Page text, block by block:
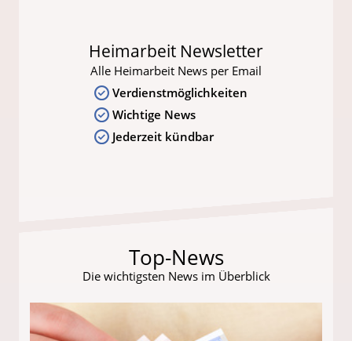
Heimarbeit Newsletter
Alle Heimarbeit News per Email
Verdienstmöglichkeiten
Wichtige News
Jederzeit kündbar
Top-News
Die wichtigsten News im Überblick